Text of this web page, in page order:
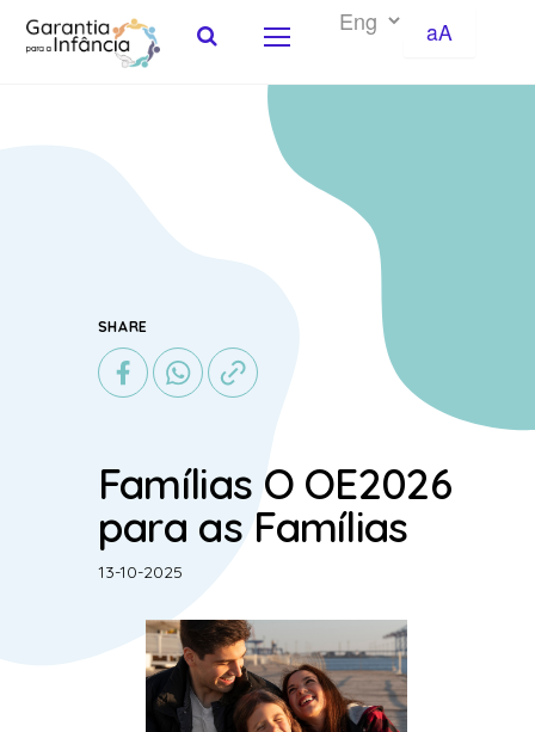
aA
SHARE
Famílias O OE2026
para as Famílias
13-10-2025